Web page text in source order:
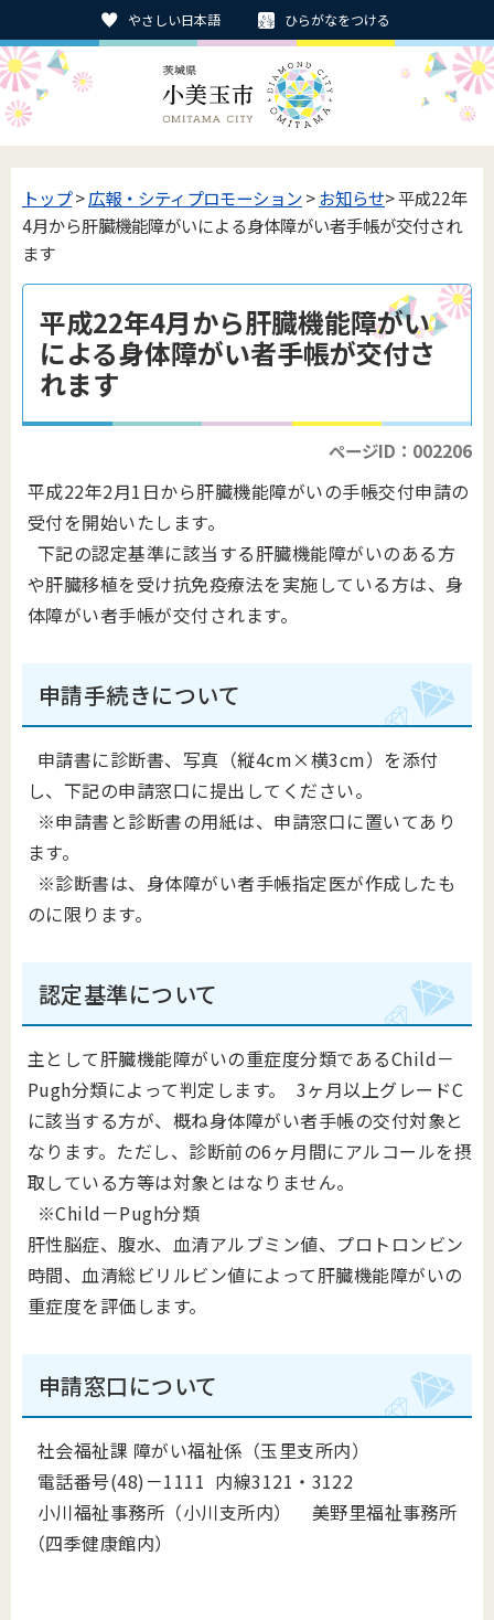
やさしい日本語 ひらがなをつける
トップ>広報・シティプロモーション>お知らせ> 平成22年
4月から肝臓機能障がいによる身体障がい者手帳が交付され
ます
平成22年4月から肝臓機能障がい
による身体障がい者手帳が交付さ
れます
ページID：002206
平成22年2月1日から肝臓機能障がいの手帳交付申請の
受付を開始いたします。
下記の認定基準に該当する肝臓機能障がいのある方
や肝臓移植を受け抗免疫療法を実施している方は、身
体障がい者手帳が交付されます。
申請手続きについて
申請書に診断書、写真（縦4cm×横3cm）を添付
し、下記の申請窓口に提出してください。
※申請書と診断書の用紙は、申請窓口に置いてあり
ます。
※診断書は、身体障がい者手帳指定医が作成したも
のに限ります。
認定基準について
主として肝臓機能障がいの重症度分類であるChild－
Pugh分類によって判定します。 3ヶ月以上グレードC
に該当する方が、概ね身体障がい者手帳の交付対象と
なります。ただし、診断前の6ヶ月間にアルコールを摂
取している方等は対象とはなりません。
※Child－Pugh分類
肝性脳症、腹水、血清アルブミン値、プロトロンビン
時間、血清総ビリルビン値によって肝臓機能障がいの
重症度を評価します。
申請窓口について
社会福祉課 障がい福祉係（玉里支所内）
電話番号(48)－1111 内線3121・3122
小川福祉事務所（小川支所内） 美野里福祉事務所
（四季健康館内）